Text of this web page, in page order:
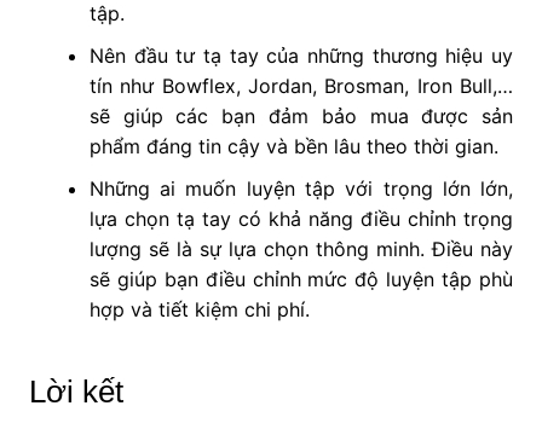
tập.
Nên đầu tư tạ tay của những thương hiệu uy
tín như Bowflex, Jordan, Brosman, Iron Bull,…
sẽ giúp các bạn đảm bảo mua được sản
phẩm đáng tin cậy và bền lâu theo thời gian.
Những ai muốn luyện tập với trọng lớn lớn,
lựa chọn tạ tay có khả năng điều chỉnh trọng
lượng sẽ là sự lựa chọn thông minh. Điều này
sẽ giúp bạn điều chỉnh mức độ luyện tập phù
hợp và tiết kiệm chi phí.
Lời kết